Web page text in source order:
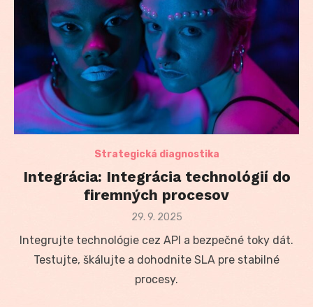
Strategická diagnostika
Integrácia: Integrácia technológií do
firemných procesov
Posted
29. 9. 2025
Integrujte technológie cez API a bezpečné toky dát.
Testujte, škálujte a dohodnite SLA pre stabilné
procesy.